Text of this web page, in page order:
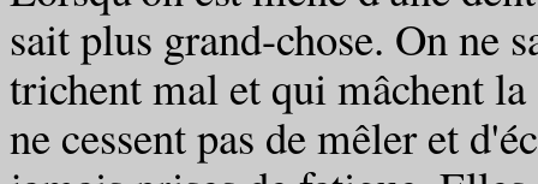
sait plus grand-chose. On ne
trichent mal et qui mâchent
ne cessent pas de mêler et